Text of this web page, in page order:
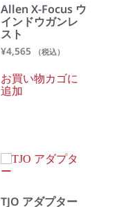
Allen X-Focus ウ
インドウガンレ
スト
¥4,565 （税込）
お買い物カゴに
追加
TJO アダプター